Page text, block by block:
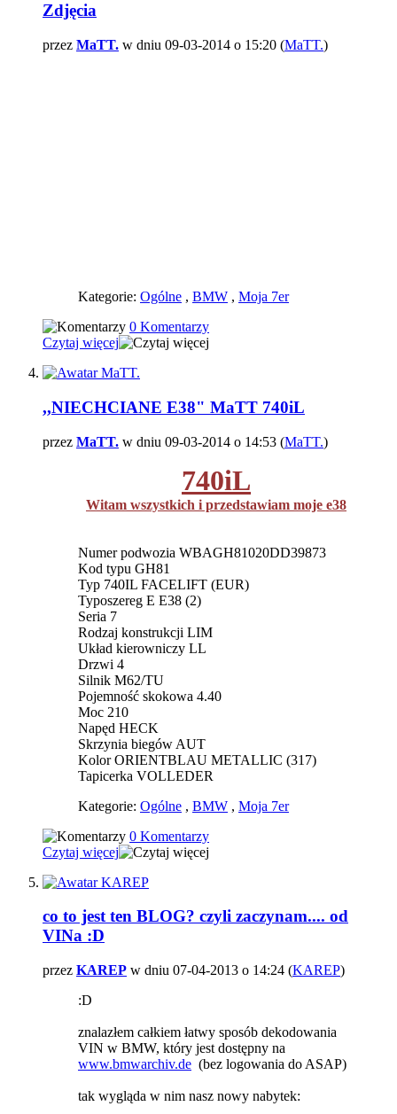
Zdjęcia
przez MaTT. w dniu 09-03-2014 o 15:20 (MaTT.)
Kategorie: Ogólne , BMW , Moja 7er
0 Komentarzy
Czytaj więcej
,,NIECHCIANE E38" MaTT 740iL
przez MaTT. w dniu 09-03-2014 o 14:53 (MaTT.)
740iL
Witam wszystkich i przedstawiam moje e38
Numer podwozia WBAGH81020DD39873
Kod typu GH81
Typ 740IL FACELIFT (EUR)
Typoszereg E E38 (2)
Seria 7
Rodzaj konstrukcji LIM
Układ kierowniczy LL
Drzwi 4
Silnik M62/TU
Pojemność skokowa 4.40
Moc 210
Napęd HECK
Skrzynia biegów AUT
Kolor ORIENTBLAU METALLIC (317)
Tapicerka VOLLEDER
Kategorie: Ogólne , BMW , Moja 7er
0 Komentarzy
Czytaj więcej
co to jest ten BLOG? czyli zaczynam.... od
VINa :D
przez KAREP w dniu 07-04-2013 o 14:24 (KAREP)
:D
znalazłem całkiem łatwy sposób dekodowania
VIN w BMW, który jest dostępny na
www.bmwarchiv.de (bez logowania do ASAP)
tak wygląda w nim nasz nowy nabytek: